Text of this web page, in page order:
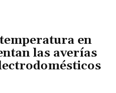
en
las averías